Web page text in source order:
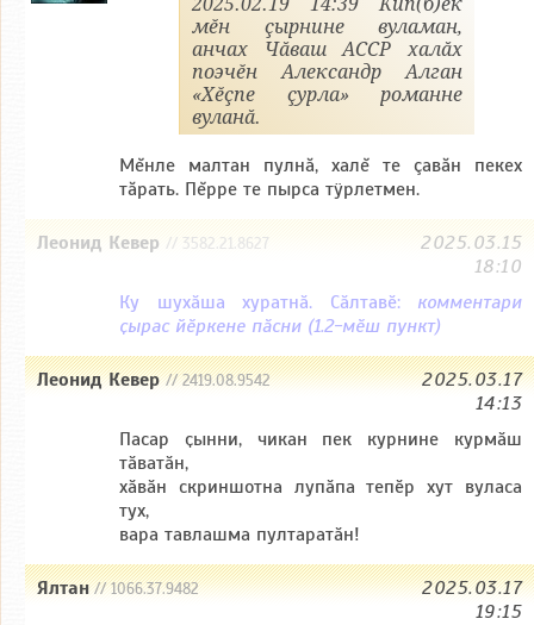
мĕн çырнине вуламан,
анчах Чăваш АССР халăх
поэчĕн Александр Алган
«Хĕçпе çурла» романне
вуланă.
Мĕнле малтан пулнă, халĕ те çавăн пекех
тăрать. Пĕрре те пырса тÿрлетмен.
Леонид Кевер // 3582.21.8627
2025.03.15
18:10
Ку шухӑша хуратнӑ. Сӑлтавӗ: комментари
ҫырас йӗркене пӑсни (1.2-мӗш пункт)
Леонид Кевер// 2419.08.9542
2025.03.17
14:13
Пасар ҫынни, чикан пек курнине курмӑш
тӑватӑн,
хӑвӑн скриншотна лупӑпа тепӗр хут вуласа
тух,
вара тавлашма пултаратӑн!
Ялтан// 1066.37.9482
2025.03.17
19:15